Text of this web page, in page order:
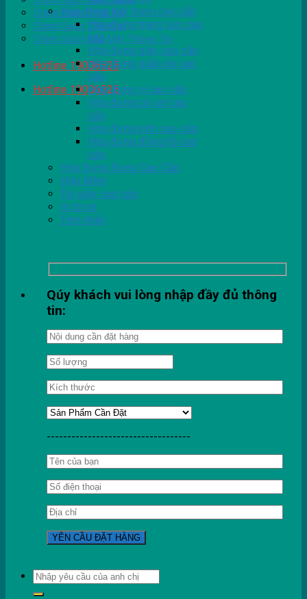
Chính Sách Thiết Kế
Chính Sách Tồn Kho
Chính Sách Bảo Mật Thông Tin
Hotline 19006525
Hotline 19006525
Hộp đựng thời trang cao cấp
Hộp đựng trang sức cao
cấp
Hộp đựng giày cao cấp
Hộp đựng quần áo cao
cấp
Hộp đựng ví cao cấp
Hộp đựng cà vạt cao
cấp
Hộp đựng kính cao cấp
Hộp đựng đồng hồ cao
cấp
Hộp Đựng Rượu Cao Cấp
Hộp Mềm
Túi giấy cao cấp
In tờ rơi
Tem nhãn
Qúy khách vui lòng nhập đầy đủ thông
tin:
-----------------------------------
Tìm
kiếm: